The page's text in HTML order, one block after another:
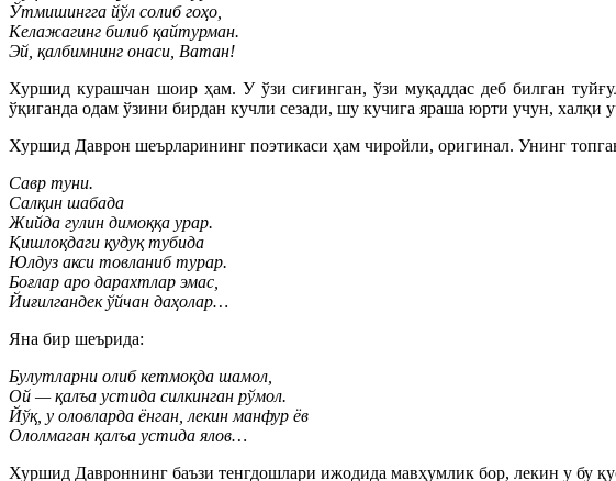
Ўтмишингга йўл солиб гоҳо,
Келажагинг билиб қайтурман.
Эй, қалбимнинг онаси, Ватан!
Хуршид курашчан шоир ҳам. У ўзи сиғинган, ўзи муқаддас деб билган
ўқиганда одам ўзини бирдан кучли сезади, шу кучига яраша юрти учун, халқи
Хуршид Даврон шеърларининг поэтикаси ҳам чиройли, оригинал. Унинг
Савр туни.
Салқин шабада
Жийда гулин димоққа урар.
Қишлоқдаги қудуқ тубида
Юлдуз акси товланиб турар.
Боғлар аро дарахтлар эмас,
Йиғилгандек ўйчан даҳолар…
Яна бир шеърида:
Булутларни олиб кетмоқда шамол,
Ой — қалъа устида силкинган рўмол.
Йўқ, у оловларда ёнган, лекин манфур ёв
Ололмаган қалъа устида ялов…
Хуршид Давроннинг баъзи тенгдошлари ижодида мавҳумлик бор, лекин у бу